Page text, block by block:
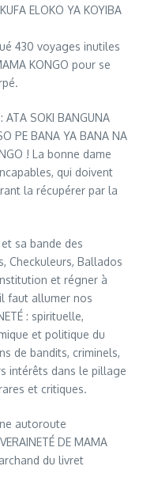
ELOKO YA KOYIBA
430 voyages inutiles
KONGO pour se
SOKI BANGUNA
PE BANA YA BANA NA
! La bonne dame
qui doivent
la récupérer par la
et sa bande des
Checkuleurs, Ballados
et régner à
il faut allumer nos
: spirituelle,
et politique du
de bandits, criminels,
intérêts dans le pillage
et critiques.
autoroute
DE MAMA
du livret